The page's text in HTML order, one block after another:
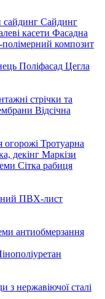
сайдинг Сайдинг
касети Фасадна
композит
Поліфасад Цегла
стрічки та
Відсічна
огорожі Тротуарна
декінг Маркізи
Сітка рабиця
ПВХ-лист
антиобмерзання
з нержавіючої сталі